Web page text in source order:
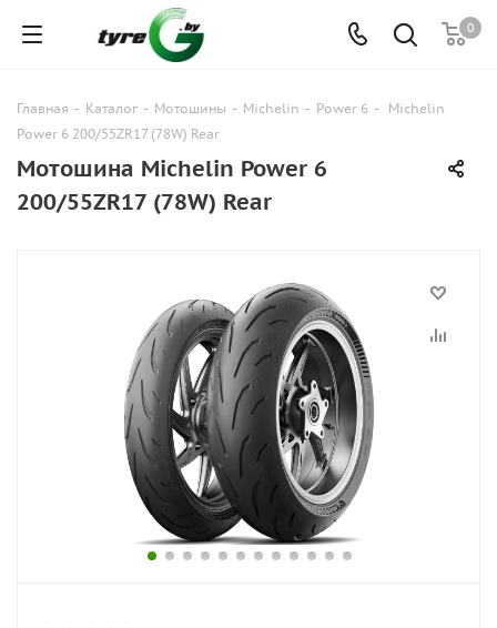
0
Главная - Каталог - Мотошины - Michelin - Power 6 -
Michelin
Power 6 200/55ZR17 (78W) Rear
Мотошина Michelin Power 6
200/55ZR17 (78W) Rear